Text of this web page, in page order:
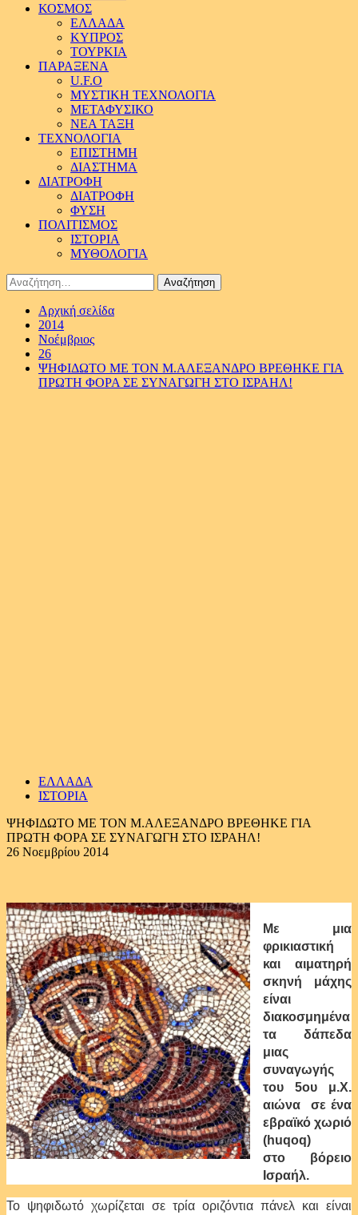
ΚΟΣΜΟΣ
ΕΛΛΑΔΑ
ΚΥΠΡΟΣ
ΤΟΥΡΚΙΑ
ΠΑΡΑΞΕΝΑ
U.F.O
ΜΥΣΤΙΚΗ ΤΕΧΝΟΛΟΓΙΑ
ΜΕΤΑΦΥΣΙΚΟ
ΝΕΑ ΤΑΞΗ
ΤΕΧΝΟΛΟΓΙΑ
ΕΠΙΣΤΗΜΗ
ΔΙΑΣΤΗΜΑ
ΔΙΑΤΡΟΦΗ
ΔΙΑΤΡΟΦΗ
ΦΥΣΗ
ΠΟΛΙΤΙΣΜΟΣ
ΙΣΤΟΡΙΑ
ΜΥΘΟΛΟΓΙΑ
Αναζήτηση
για:
Αρχική σελίδα
2014
Νοέμβριος
26
ΨΗΦΙΔΩΤΟ ΜΕ ΤΟΝ Μ.ΑΛΕΞΑΝΔΡΟ ΒΡΕΘΗΚΕ ΓΙΑ
ΠΡΩΤΗ ΦΟΡΑ ΣΕ ΣΥΝΑΓΩΓΗ ΣΤΟ ΙΣΡΑΗΛ!
ΕΛΛΑΔΑ
ΙΣΤΟΡΙΑ
ΨΗΦΙΔΩΤΟ ΜΕ ΤΟΝ Μ.ΑΛΕΞΑΝΔΡΟ ΒΡΕΘΗΚΕ ΓΙΑ
ΠΡΩΤΗ ΦΟΡΑ ΣΕ ΣΥΝΑΓΩΓΗ ΣΤΟ ΙΣΡΑΗΛ!
26 Νοεμβρίου 2014
Με μια
φρικιαστική
και αιματηρή
σκηνή μάχης
είναι
διακοσμημένα
τα δάπεδα
μιας
συναγωγής
του 5ου μ.Χ.
αιώνα σε ένα
εβραϊκό χωριό
(huqoq)
στο βόρειο
Ισραήλ.
Το ψηφιδωτό χωρίζεται σε τρία οριζόντια πάνελ και είναι